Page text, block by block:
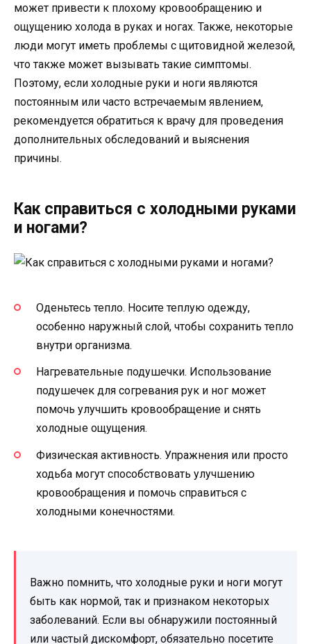
может привести к плохому кровообращению и
ощущению холода в руках и ногах. Также, некоторые
люди могут иметь проблемы с щитовидной железой,
что также может вызывать такие симптомы.
Поэтому, если холодные руки и ноги являются
постоянным или часто встречаемым явлением,
рекомендуется обратиться к врачу для проведения
дополнительных обследований и выяснения
причины.
Как справиться с холодными руками
и ногами?
Оденьтесь тепло. Носите теплую одежду,
особенно наружный слой, чтобы сохранить тепло
внутри организма.
Нагревательные подушечки. Использование
подушечек для согревания рук и ног может
помочь улучшить кровообращение и снять
холодные ощущения.
Физическая активность. Упражнения или просто
ходьба могут способствовать улучшению
кровообращения и помочь справиться с
холодными конечностями.
Важно помнить, что холодные руки и ноги могут
быть как нормой, так и признаком некоторых
заболеваний. Если вы обнаружили постоянный
или частый дискомфорт, обязательно посетите